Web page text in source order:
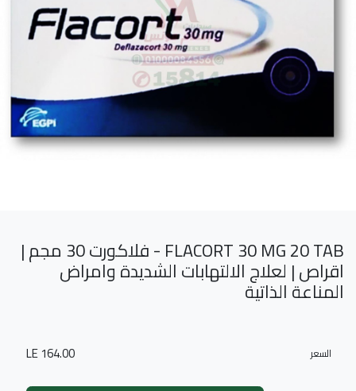
FLACORT 30 MG 20 TAB - فلاكورت 30 مجم |
اقراص | لعلاج الالتهابات الشديدة وامراض
المناعة الذاتية
السعر 164.00